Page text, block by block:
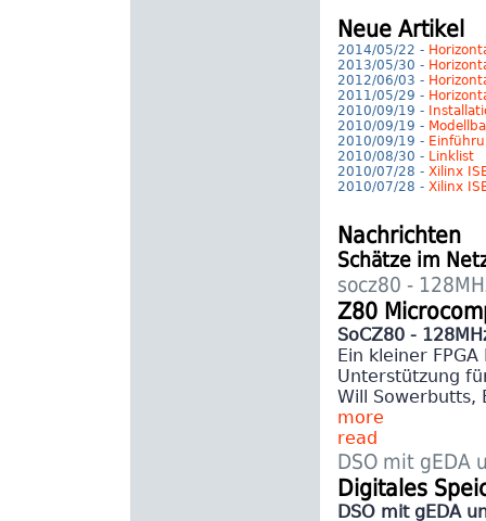
Neue Artikel
2014/05/22 -
2013/05/30 -
2012/06/03 -
2011/05/29 -
2010/09/19 -
2010/09/19 -
2010/09/19 -
2010/08/30 -
Linklist
2010/07/28 - Xilinx
2010/07/28 - Xilinx
Nachrichten
Schätze im
socz80 -
Z80
SoCZ80 -
Ein kleiner
Unterstützung
Will Sowerbutts,
more
read
DSO mit gEDA
Digitales
DSO mit gEDA